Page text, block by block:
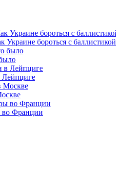
Украине бороться с баллистикой
во Франции